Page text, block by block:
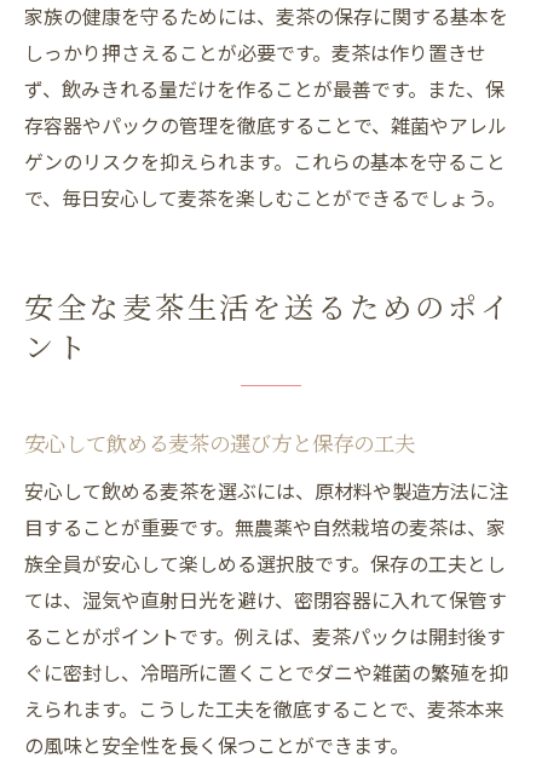
家族の健康を守るためには、麦茶の保存に関する基本を
しっかり押さえることが必要です。麦茶は作り置きせ
ず、飲みきれる量だけを作ることが最善です。また、保
存容器やパックの管理を徹底することで、雑菌やアレル
ゲンのリスクを抑えられます。これらの基本を守ること
で、毎日安心して麦茶を楽しむことができるでしょう。
安全な麦茶生活を送るためのポイ
ント
安心して飲める麦茶の選び方と保存の工夫
安心して飲める麦茶を選ぶには、原材料や製造方法に注
目することが重要です。無農薬や自然栽培の麦茶は、家
族全員が安心して楽しめる選択肢です。保存の工夫とし
ては、湿気や直射日光を避け、密閉容器に入れて保管す
ることがポイントです。例えば、麦茶パックは開封後す
ぐに密封し、冷暗所に置くことでダニや雑菌の繁殖を抑
えられます。こうした工夫を徹底することで、麦茶本来
の風味と安全性を長く保つことができます。